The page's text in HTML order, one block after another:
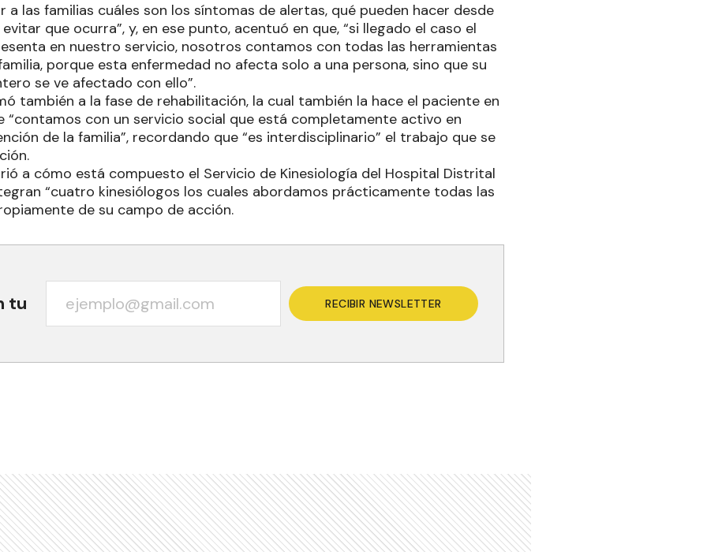
a las familias cuáles son los síntomas de alertas, qué pueden hacer desde
que ocurra”, y, en ese punto, acentuó en que, “si llegado el caso el
en nuestro servicio, nosotros contamos con todas las herramientas
porque esta enfermedad no afecta solo a una persona, sino que su
se ve afectado con ello”.
también a la fase de rehabilitación, la cual también la hace el paciente en
“contamos con un servicio social que está completamente activo en
de la familia”, recordando que “es interdisciplinario” el trabajo que se
a cómo está compuesto el Servicio de Kinesiología del Hospital Distrital
“cuatro kinesiólogos los cuales abordamos prácticamente todas las
de su campo de acción.
tu RECIBIR NEWSLETTER